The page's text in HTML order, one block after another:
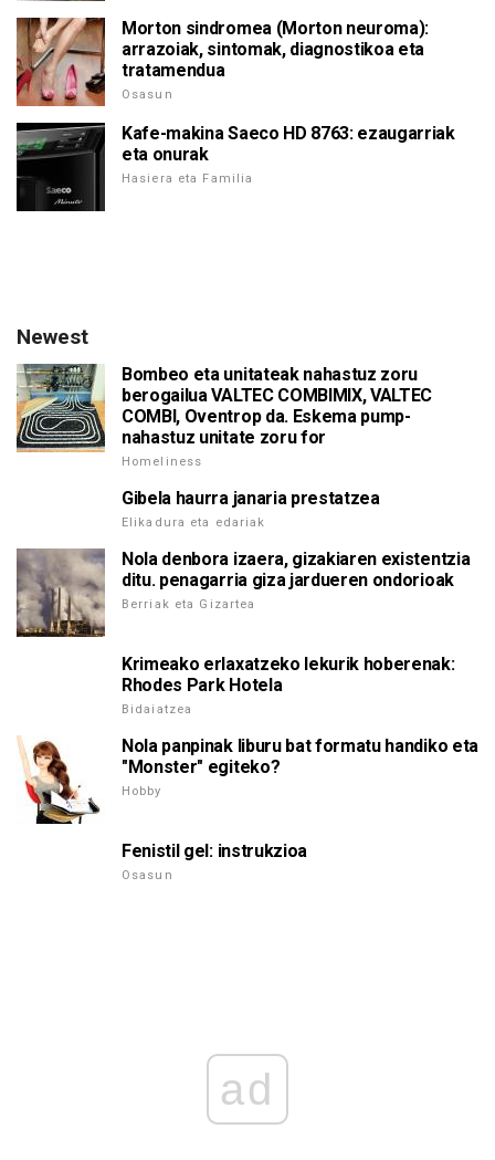
Morton sindromea (Morton neuroma):
arrazoiak, sintomak, diagnostikoa eta
tratamendua
Osasun
Kafe-makina Saeco HD 8763: ezaugarriak
eta onurak
Hasiera eta Familia
Newest
Bombeo eta unitateak nahastuz zoru
berogailua VALTEC COMBIMIX, VALTEC
COMBI, Oventrop da. Eskema pump-
nahastuz unitate zoru for
Homeliness
Gibela haurra janaria prestatzea
Elikadura eta edariak
Nola denbora izaera, gizakiaren existentzia
ditu. penagarria giza jardueren ondorioak
Berriak eta Gizartea
Krimeako erlaxatzeko lekurik hoberenak:
Rhodes Park Hotela
Bidaiatzea
Nola panpinak liburu bat formatu handiko eta
"Monster" egiteko?
Hobby
Fenistil gel: instrukzioa
Osasun
ad